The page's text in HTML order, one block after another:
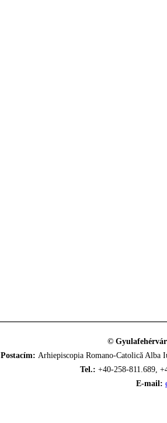
©
Postacím: Arhiepiscopia Romano-Catolică
Tel.: +40-258-811.689,
E-mail: